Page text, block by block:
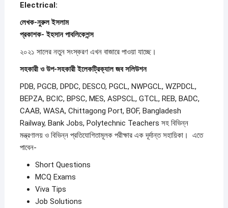
Electrical:
লেখক-নুরুল ইসলাম
প্রকাশক- ইহসান পাবলিকেশন্স
২০২১ সালের নতুন সংস্করণ এখন বাজারে পাওয়া যাচ্ছে।
সহকারী ও উপ-সহকারী ইলেকট্রিক্যাল জব সলিউশন
PDB, PGCB, DPDC, DESCO, PGCL, NWPGCL, WZPDCL,
BEPZA, BCIC, BPSC, MES, ASPSCL, GTCL, REB, BADC,
CAAB, WASA, Chittagong Port, BOF, Bangladesh
Railway, Bank Jobs, Polytechnic Teachers সহ বিভিন্ন
মন্ত্রণালয় ও বিভিন্ন প্রতিযোগিতামূলক পরীক্ষার এক দূর্দান্ত সহায়িকা। এতে
পাবেন-
Short Questions
MCQ Exams
Viva Tips
Job Solutions